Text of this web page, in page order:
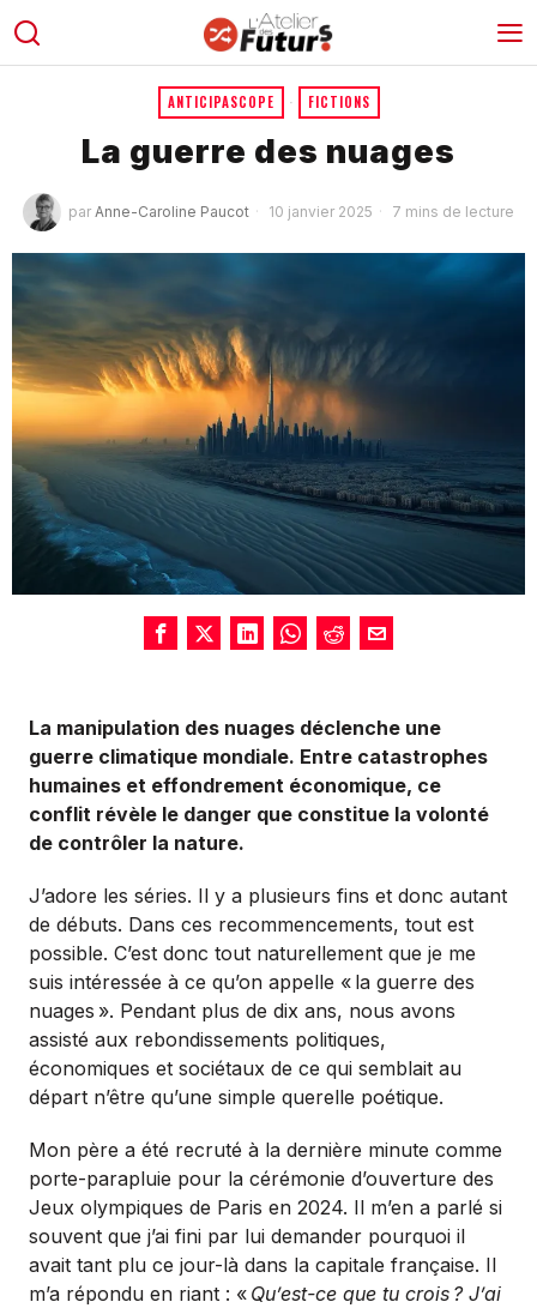
ANTICIPASCOPE · FICTIONS
La guerre des nuages
par Anne-Caroline Paucot 10 janvier 2025 7 mins de lecture
La manipulation des nuages déclenche une
guerre climatique mondiale. Entre catastrophes
humaines et effondrement économique, ce
conflit révèle le danger que constitue la volonté
de contrôler la nature.
J’adore les séries. Il y a plusieurs fins et donc autant
de débuts. Dans ces recommencements, tout est
possible. C’est donc tout naturellement que je me
suis intéressée à ce qu’on appelle « la guerre des
nuages ». Pendant plus de dix ans, nous avons
assisté aux rebondissements politiques,
économiques et sociétaux de ce qui semblait au
départ n’être qu’une simple querelle poétique.
Mon père a été recruté à la dernière minute comme
porte-parapluie pour la cérémonie d’ouverture des
Jeux olympiques de Paris en 2024. Il m’en a parlé si
souvent que j’ai fini par lui demander pourquoi il
avait tant plu ce jour-là dans la capitale française. Il
m’a répondu en riant : « Qu’est-ce que tu crois ? J’ai